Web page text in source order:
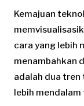
Kemajuan
cara yang lebih
menambahkan
adalah dua tren
lebih